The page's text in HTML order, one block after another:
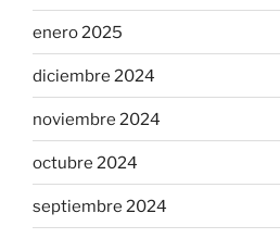
enero 2025
diciembre 2024
noviembre 2024
octubre 2024
septiembre 2024